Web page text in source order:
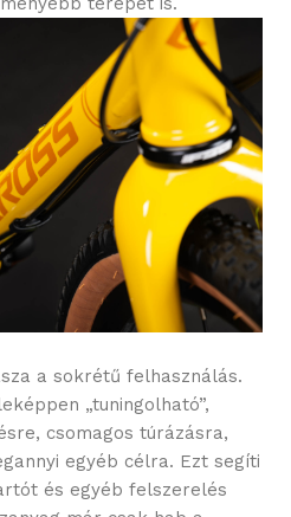
a sokrétű felhasználás.
„tuningolható”,
csomagos túrázásra,
egyéb célra. Ezt segíti
és egyéb felszerelés